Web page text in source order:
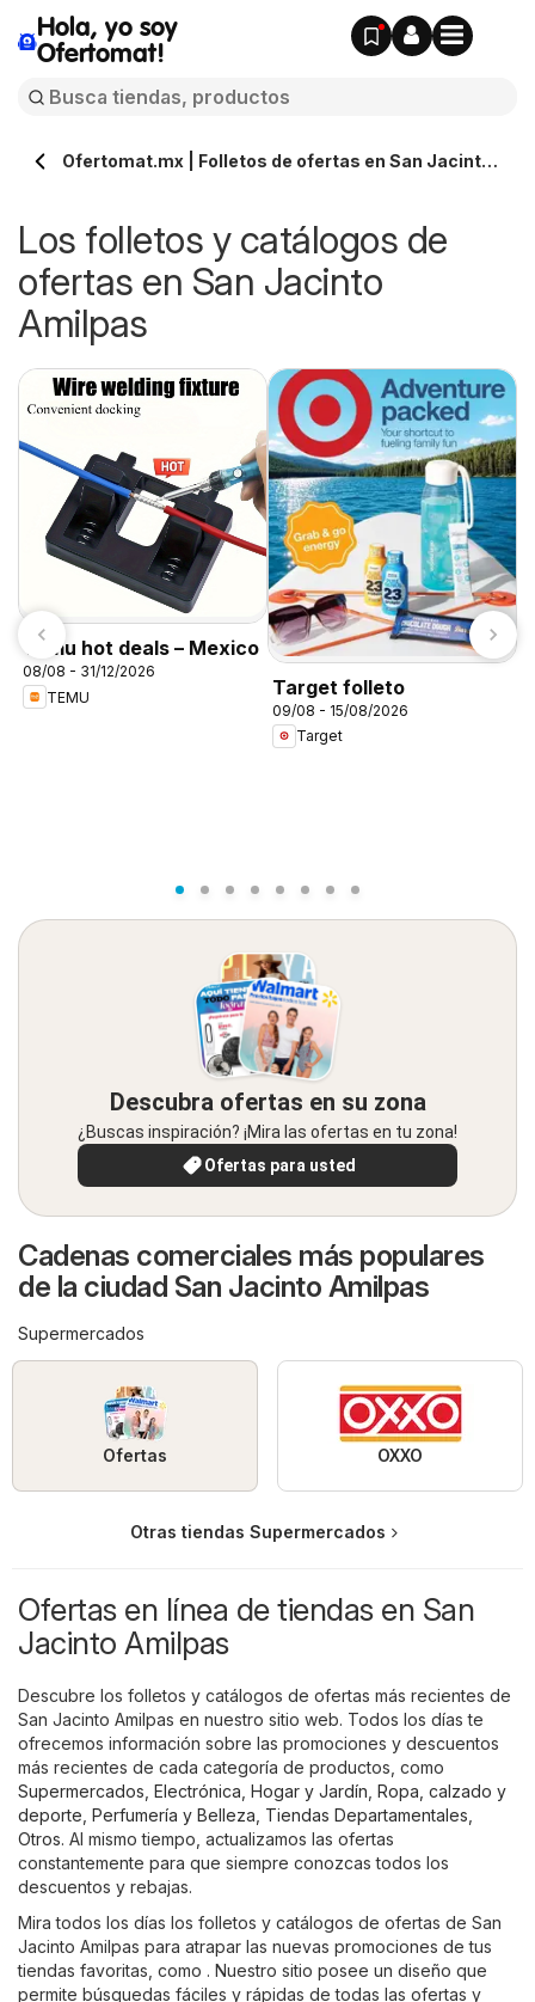
Hola, yo soy
Ofertomat!
Ofertomat.mx | Folletos de ofertas en San Jacinto
Los folletos y catálogos de
ofertas en San Jacinto
Amilpas
Temu hot deals – Mexico
08/08 - 31/12/2026
TEMU
Target folleto
09/08 - 15/08/2026
Target
Descubra ofertas en su zona
¿Buscas inspiración? ¡Mira las ofertas en tu zona!
Ofertas para usted
Cadenas comerciales más populares
de la ciudad San Jacinto Amilpas
Supermercados
Ofertas OXXO
Otras tiendas Supermercados
Ofertas en línea de tiendas en San
Jacinto Amilpas
Descubre los folletos y catálogos de ofertas más recientes de
San Jacinto Amilpas en nuestro sitio web. Todos los días te
ofrecemos información sobre las promociones y descuentos
más recientes de cada categoría de productos, como
Supermercados Electrónica Hogar y Jardín Ropa, calzado y
deporte Perfumería y Belleza Tiendas Departamentales
Otros. Al mismo tiempo, actualizamos las ofertas
constantemente para que siempre conozcas todos los
descuentos y rebajas.
Mira todos los días los folletos y catálogos de ofertas de San
Jacinto Amilpas para atrapar las nuevas promociones de tus
tiendas favoritas, como . Nuestro sitio posee un diseño que
permite búsquedas fáciles y rápidas de todas las ofertas y